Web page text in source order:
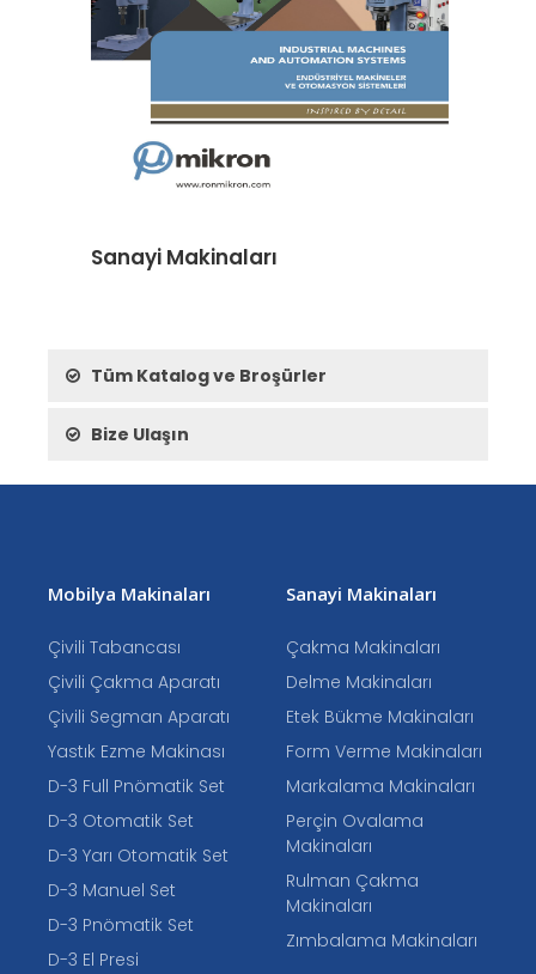
Sanayi Makinaları
Tüm Katalog ve Broşürler
Bize Ulaşın
Mobilya Makinaları
Çivili Tabancası
Çivili Çakma Aparatı
Çivili Segman Aparatı
Yastık Ezme Makinası
D-3 Full Pnömatik Set
D-3 Otomatik Set
D-3 Yarı Otomatik Set
D-3 Manuel Set
D-3 Pnömatik Set
D-3 El Presi
Sanayi Makinaları
Çakma Makinaları
Delme Makinaları
Etek Bükme Makinaları
Form Verme Makinaları
Markalama Makinaları
Perçin Ovalama
Makinaları
Rulman Çakma
Makinaları
Zımbalama Makinaları